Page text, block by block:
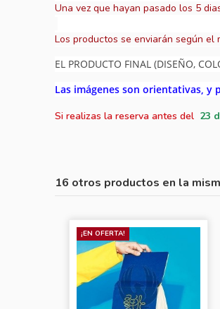
Una vez que hayan pasado los 5
Los productos se enviarán según
EL PRODUCTO FINAL (DISEÑO,
Las imágenes son orientativas, y
Si realizas la reserva antes del 23
16 otros productos en la
¡EN OFERTA!